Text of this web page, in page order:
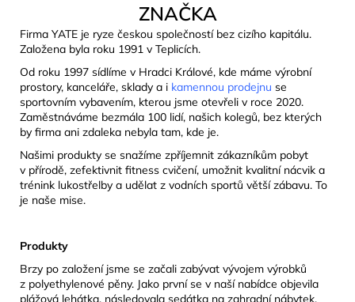
ZNAČKA
Firma YATE je ryze českou společností bez cizího kapitálu.
Založena byla roku 1991 v Teplicích.
Od roku 1997 sídlíme v Hradci Králové, kde máme výrobní
prostory, kanceláře, sklady a i kamennou prodejnu se
sportovním vybavením, kterou jsme otevřeli v roce 2020.
Zaměstnáváme bezmála 100 lidí, našich kolegů, bez kterých
by firma ani zdaleka nebyla tam, kde je.
Našimi produkty se snažíme zpříjemnit zákazníkům pobyt
v přírodě, zefektivnit fitness cvičení, umožnit kvalitní nácvik a
trénink lukostřelby a udělat z vodních sportů větší zábavu. To
je naše mise.
Produkty
Brzy po založení jsme se začali zabývat vývojem výrobků
z polyethylenové pěny. Jako první se v naší nabídce objevila
plážová lehátka, následovala sedátka na zahradní nábytek,